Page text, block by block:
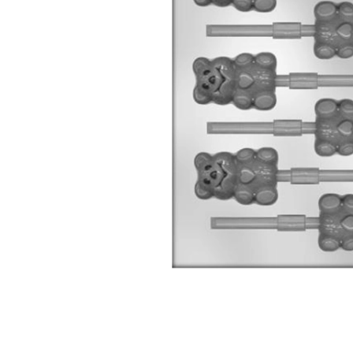
Lakrids aroma
Menthol aroma
Solbær aroma
Tobak aroma